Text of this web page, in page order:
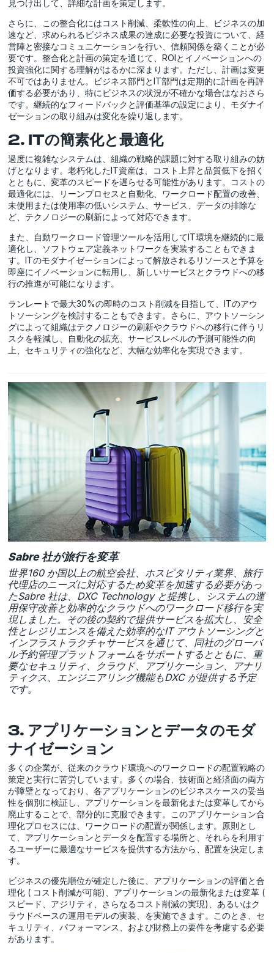
見つけ出して、詳細な計画を策定します。
さらに、この整合化にはコスト削減、柔軟性の向上、ビジネスの加
速など、求められるビジネス成果の達成に必要な投資について、経
営陣と密接なコミュニケーションを行い、信頼関係を築くことが必
要です。整合化と計画の策定を通じて、ROIとイノベーションへの
投資強化に関する理解がはるかに深まります。ただし、計画は変更
不可ではありません。ビジネス部門とIT部門は定期的に計画を再評
価する必要があり、特にビジネスの状況が不確かな場合はなおさら
です。継続的なフィードバックと評価基準の設定により、モダナイ
ゼーションの取り組みは変化を繰り返します。
2. ITの簡素化と最適化
過度に複雑なシステムは、組織の戦略的課題に対する取り組みの妨
げとなります。老朽化したIT資産は、コスト上昇と品質低下を招く
とともに、変革のスピードを遅らせる可能性があります。コストの
最適化には、リーンプロセスと自動化、ワークロード配置の改善、
未使用または使用率の低いシステム、サービス、データの排除な
ど、テクノロジーの刷新によって対応できます。
また、自動ワークロード管理ツールを活用してIT環境を継続的に最
適化し、ソフトウェア定義ネットワークを実装することもできま
す。ITのモダナイゼーションによって解放されるリソースと予算を
即座にイノベーションに転用し、新しいサービスとクラウドへの移
行の推進が可能になります。
ランレートで最大30%の即時のコスト削減を目指して、ITのアウ
トソーシングを検討することもできます。さらに、アウトソーシン
グによって組織はテクノロジーの刷新やクラウドへの移行に伴うリ
スクを軽減し、自動化の拡充、サービスレベルの予測可能性の向
上、セキュリティの強化など、大幅な効率化を実現できます。
Sabre 社が旅行を変革
世界160 か国以上の航空会社、ホスピタリティ業界、旅行
代理店のニーズに対応するため変革を加速する必要があっ
たSabre 社は、DXC Technology と提携し、システムの運
用保守改善と効率的なクラウドへのワークロード移行を実
現しました。その後の契約で提供サービスを拡大し、安全
性とレジリエンスを備えた効率的なIT アウトソーシングと
インフラストラクチャサービスを通じて、同社のグローバ
ル予約管理プラットフォームをサポートするとともに、重
要なセキュリティ、クラウド、アプリケーション、アナリ
ティクス、エンジニアリング機能もDXC が提供する予定
です。
3. アプリケーションとデータのモダ
ナイゼーション
多くの企業が、従来のクラウド環境へのワークロードの配置戦略の
策定と実行に苦労しています。多くの場合、技術面と経済面の両方
が障壁となっており、各アプリケーションのビジネスケースの妥当
性を個別に検証し、アプリケーションを最新化または変革してから
廃止することで、部分的に克服できます。このアプリケーション合
理化プロセスには、ワークロードの配置が関係します。原則とし
て、アプリケーションとデータを配置する場所と、それらを利用す
るユーザーに最適なサービスを提供する方法から、配置を決定しま
す。
ビジネスの優先順位が確定した後に、アプリケーションの評価と合
理化 ( コスト削減が可能)、アプリケーションの最新化または変革 (
スピード、アジリティ、さらなるコスト削減の実現)、あるいはク
ラウドベースの運用モデルの実装、を実施できます。このとき、セ
キュリティ、パフォーマンス、および財務上の要件を考慮する必要
があります。